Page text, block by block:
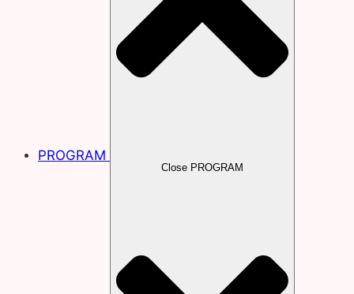
PROGRAM
Close PROGRAM